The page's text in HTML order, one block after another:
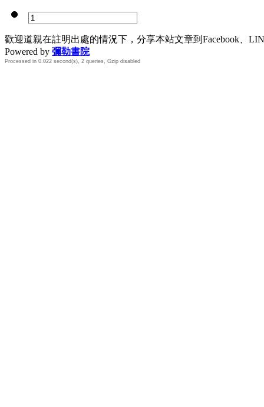
歡迎道親在註明出處的情況下，分享本站文章到Facebook、
Powered by 彌勒書院
Processed in 0.022 second(s), 2 queries, Gzip disabled